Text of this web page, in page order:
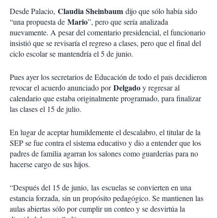
Desde Palacio, Claudia Sheinbaum dijo que sólo había sido
“una propuesta de Mario”, pero que sería analizada
nuevamente. A pesar del comentario presidencial, el funcionario
insistió que se revisaría el regreso a clases, pero que el final del
ciclo escolar se mantendría el 5 de junio.
Pues ayer los secretarios de Educación de todo el país decidieron
revocar el acuerdo anunciado porDelgadoy regresar al
calendario que estaba originalmente programado, para finalizar
las clases el 15 de julio.
En lugar de aceptar humildemente el descalabro, el titular de la
SEP se fue contra el sistema educativo y dio a entender que los
padres de familia agarran los salones como guarderías para no
hacerse cargo de sus hijos.
“Después del 15 de junio, las escuelas se convierten en una
estancia forzada, sin un propósito pedagógico. Se mantienen las
aulas abiertas sólo por cumplir un conteo y se desvirtúa la